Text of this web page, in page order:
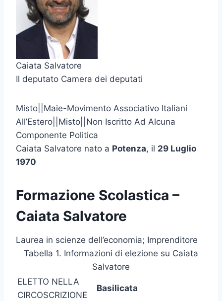
Caiata Salvatore
Il deputato Camera dei deputati
Misto||Maie-Movimento Associativo Italiani
All’Estero||Misto||Non Iscritto Ad Alcuna
Componente Politica
Caiata Salvatore nato a Potenza, il 29 Luglio
1970
Formazione Scolastica –
Caiata Salvatore
Laurea in scienze dell’economia; Imprenditore
Tabella 1. Informazioni di elezione su Caiata
Salvatore
ELETTO NELLA
CIRCOSCRIZIONE
Basilicata